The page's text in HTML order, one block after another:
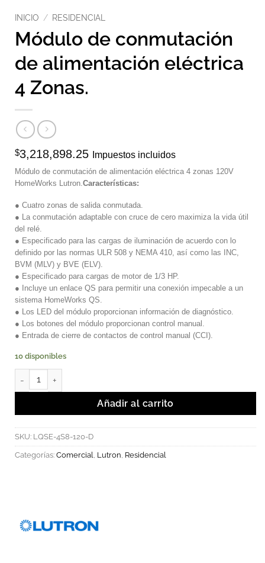
INICIO / RESIDENCIAL
Módulo de conmutación
de alimentación eléctrica
4 Zonas.
$3,218,898.25 Impuestos incluidos
Módulo de conmutación de alimentación eléctrica 4 zonas 120V
HomeWorks Lutron.Características:
● Cuatro zonas de salida conmutada.
● La conmutación adaptable con cruce de cero maximiza la vida útil
del relé.
● Especificado para las cargas de iluminación de acuerdo con lo
definido por las normas ULR 508 y NEMA 410, así como las INC,
BVM (MLV) y BVE (ELV).
● Especificado para cargas de motor de 1/3 HP.
● Incluye un enlace QS para permitir una conexión impecable a un
sistema HomeWorks QS.
● Los LED del módulo proporcionan información de diagnóstico.
● Los botones del módulo proporcionan control manual.
● Entrada de cierre de contactos de control manual (CCI).
10 disponibles
Módulo de conmutación de alimentación eléctrica 4 Zonas.
Añadir al carrito
SKU: LQSE-4S8-120-D
Categorías: Comercial Lutron Residencial